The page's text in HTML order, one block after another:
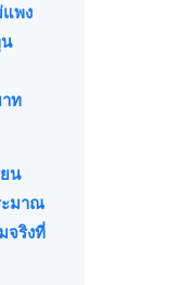
แพง
ท
น
มาณ
จริงที่